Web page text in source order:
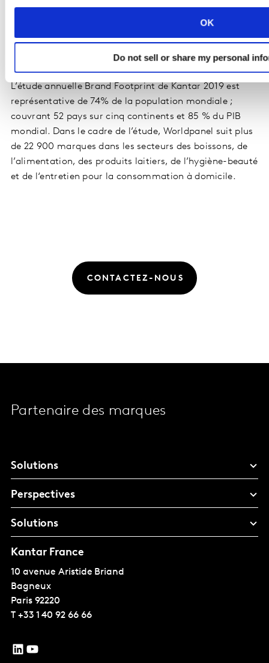
OK
Do not sell or share my personal
https://kantar.turtl.co/story/brand-footprint-2020
A PROPOS DE KANTAR BRAND FOOTPRINT
L’étude annuelle Brand Footprint de Kantar 2019 est
représentative de 74% de la population mondiale ;
couvrant 52 pays sur cinq continents et 85 % du PIB
mondial. Dans le cadre de l’étude, Worldpanel suit plus
de 22 900 marques dans les secteurs des boissons, de
l’alimentation, des produits laitiers, de l’hygiène-beauté
et de l‘entretien pour la consommation à domicile.
CONTACTEZ-NOUS
Partenaire des marques
Solutions
Perspectives
Solutions
Kantar France
10 avenue Aristide Briand
Bagneux
Paris 92220
T +33 1 40 92 66 66